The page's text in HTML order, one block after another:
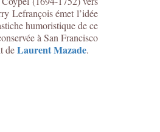
Lefrançois émet l’idée
humoristique de ce
à San Francisco
deLaurent Mazade.